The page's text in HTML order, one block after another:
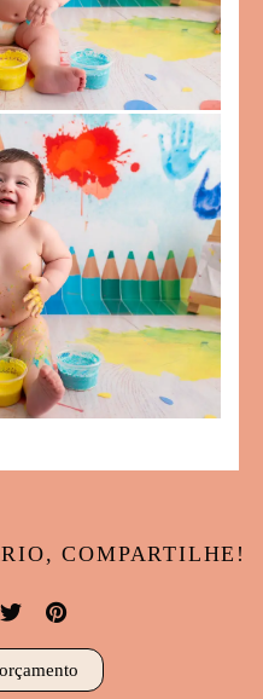
COMPARTILHE!